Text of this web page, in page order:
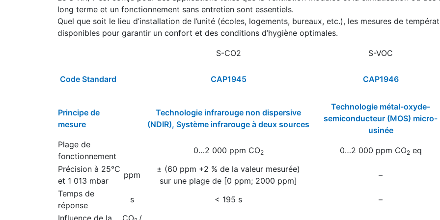
long terme et un fonctionnement sans entretien sont essentiels.
Quel que soit le lieu d’installation de l’unité (écoles, logements, bureaux, etc.), les mesures de
disponibles pour garantir un confort et des conditions d’hygiène optimales.
S-CO2 S-VOC
Code Standard CAP1945 CAP1946
Principe de
mesure
Technologie infrarouge non dispersive
(NDIR), Système infrarouge à deux sources
Technologie métal-oxyde-
semiconducteur (MOS) micro-
usinée
Plage de
fonctionnement
0…2 000 ppm CO2 0…2 000 ppm CO2eq
Précision à 25°C
et 1 013 mbar
ppm
± (60 ppm +2 % de la valeur mesurée)
sur une plage de [0 ppm; 2000 ppm]
–
Temps de
réponse
s < 195 s
–
Influence de la
CO /